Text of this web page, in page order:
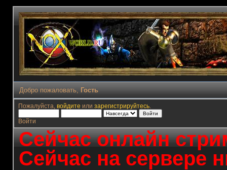
Добро пожаловать, Гость
Пожалуйста, войдите или зарегистрируйтесь.
Войти
Сейчас онлайн
Сейчас на сервере